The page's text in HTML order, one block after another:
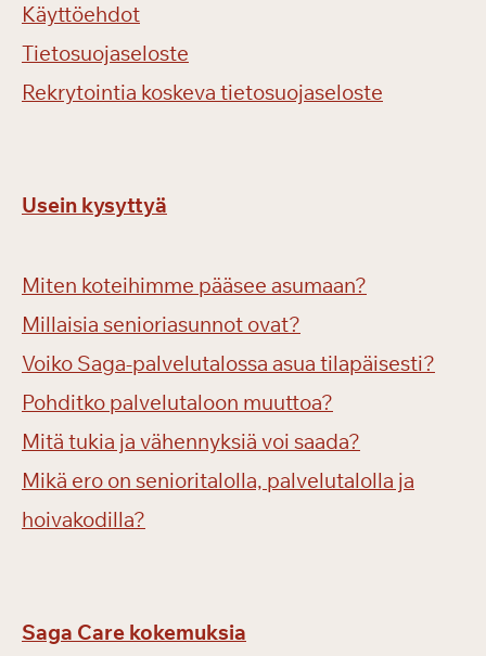
Käyttöehdot
Tietosuojaseloste
Rekrytointia koskeva tietosuojaseloste
Usein kysyttyä
Miten koteihimme pääsee asumaan?
Millaisia senioriasunnot ovat?
Voiko Saga-palvelutalossa asua tilapäisesti?
Pohditko palvelutaloon muuttoa?
Mitä tukia ja vähennyksiä voi saada?
Mikä ero on senioritalolla, palvelutalolla ja
hoivakodilla?
Saga Care kokemuksia